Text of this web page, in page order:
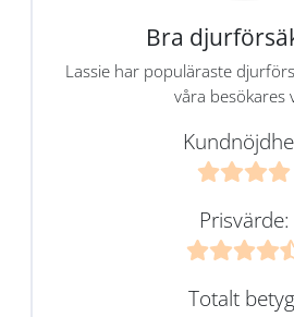
Bra
Lassie har populäraste
våra besökares
Prisvärde:
Totalt